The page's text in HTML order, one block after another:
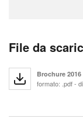
File da
Brochure 2016
formato: .pdf -